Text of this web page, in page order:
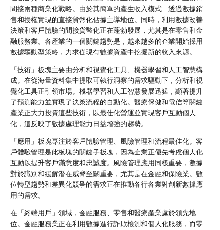
間接兩種商業化戰略。由於其簡單的產生收入模式，透過數據銷
售和授權實現的直接貨幣化佔據主導地位。同時，利用數據改善
決策和客戶體驗的間接貨幣化正在蓬勃發展，尤其是在零售和金
融服務業。各產業的一個關鍵趨勢是，越來越多的企業開始採用
數據驅動型策略，力求從現有數據資產中挖掘新的收入來源。
「技術」板塊主要由分析和視覺化工具、機器學習和人工智慧構
成。在從海量資料集中提取可執行洞察的需求驅動下，分析和視
覺化工具正引領市場。機器學習和人工智慧發展迅猛，顯著提升
了預測能力並實現了決策流程的自動化。醫療保健和電信等關鍵
產業正大力投資這些技術，以最佳化營運並實現客戶互動個人
化，這反映了數據處理能力日益增強的趨勢。
「應用」板塊專注於客戶體驗管理、風險管理和流程最佳化。客
戶體驗管理是此板塊的關鍵子板塊，因為企業正優先考慮個人化
互動以提升客戶滿意度和忠誠度。風險管理應用同樣重要，數據
對於識別和緩解潛在威脅至關重要，尤其是在金融和保險業。數
位轉型趨勢和差異化競爭的需求正在推動各行各業對創新數據應
用的需求。
在「終端用戶」領域，金融服務、零售和醫療產業處於領先地
位。金融服務業正在利用數據進行詐欺檢測和個人化服務，而零